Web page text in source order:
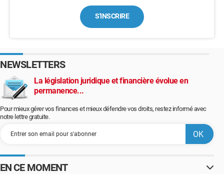
S'INSCRIRE
NEWSLETTERS
La législation juridique et financière évolue en
permanence...
Pour mieux gérer vos finances et mieux défendre vos droits, restez informé avec
notre lettre gratuite.
EN CE MOMENT